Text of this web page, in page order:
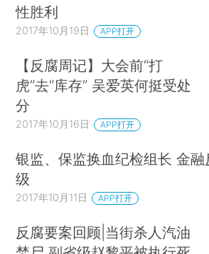
性胜利
2017年10月19日 APP打开
【反腐周记】大会前“打
虎”去“库存” 吴爱英何挺受处
分
2017年10月16日 APP打开
银监、保监换血纪检组长 金
级
2017年10月11日 APP打开
反腐要案回顾|当街杀人汽油